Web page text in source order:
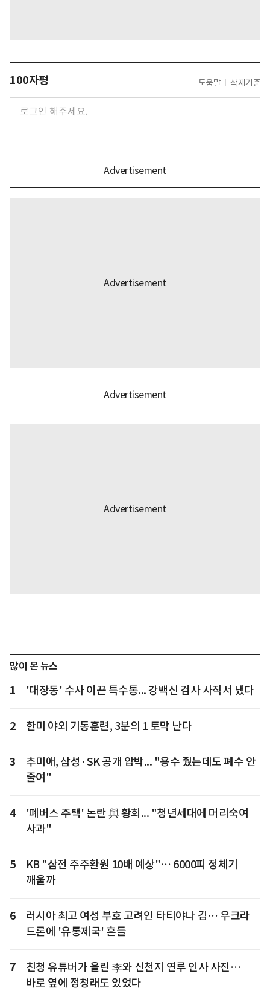
100자평 도움말 삭제기준
많이 본 뉴스
1 '대장동' 수사 이끈 특수통... 강백신 검사 사직서 냈다
2 한미 야외 기동훈련, 3분의 1 토막 난다
3
추미애, 삼성·SK 공개 압박... "용수 줬는데도 폐수 안
줄여"
4
'폐버스 주택' 논란 與 황희... "청년세대에 머리숙여
사과"
5
KB "삼전 주주환원 10배 예상"… 6000피 정체기
깨울까
6
러시아 최고 여성 부호 고려인 타티야나 김… 우크라
드론에 '유통제국' 흔들
7
친청 유튜버가 올린 李와 신천지 연루 인사 사진…
바로 옆에 정청래도 있었다